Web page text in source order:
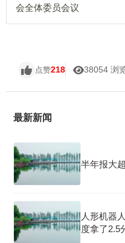
会全体委员会议
点赞218 38054 浏
最新新闻
半年报大
人形机器
度拿了2.5